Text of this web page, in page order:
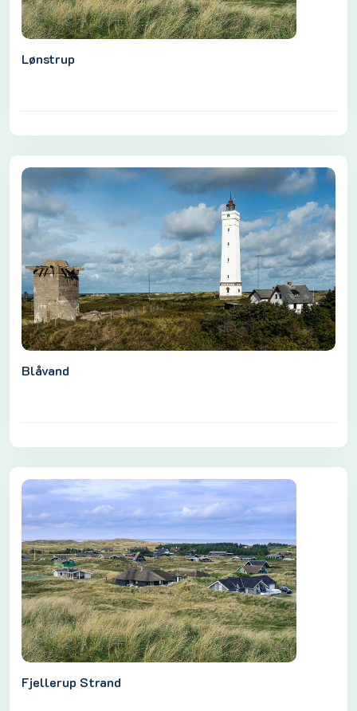
Lønstrup
Blåvand
Fjellerup Strand